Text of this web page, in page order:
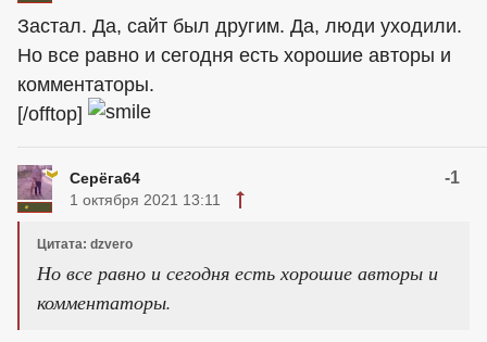
Застал. Да, сайт был другим. Да, люди уходили.
Но все равно и сегодня есть хорошие авторы и
комментаторы.
[/offtop]
Серёга64 -1
1 октября 2021 13:11
Цитата: dzvero
Но все равно и сегодня есть хорошие авторы и
комментаторы.